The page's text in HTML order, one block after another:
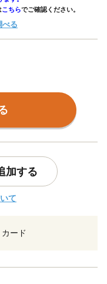
こちらでご確認ください。
べる
加する
て
ード